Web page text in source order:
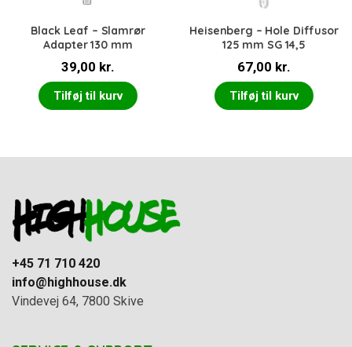
Black Leaf – Slamrør
Adapter 130 mm
39,00 kr.
Tilføj til kurv
Heisenberg – Hole Diffusor
125 mm SG 14,5
67,00 kr.
Tilføj til kurv
+45 71 710 420
info@highhouse.dk
Vindevej 64, 7800 Skive